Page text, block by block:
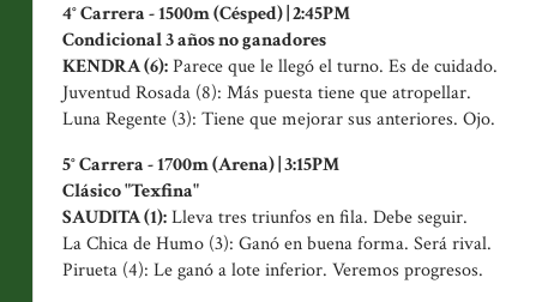
4° Carrera - 1500m (Césped) | 2:45PM
Condicional 3 años no ganadores
KENDRA (6):Parece que le llegó el turno. Es de cuidado.
Juventud Rosada (8): Más puesta tiene que atropellar.
Luna Regente (3): Tiene que mejorar sus anteriores. Ojo.
5° Carrera - 1700m (Arena) | 3:15PM
Clásico "Texfina"
SAUDITA (1):Lleva tres triunfos en fila. Debe seguir.
La Chica de Humo (3): Ganó en buena forma. Será rival.
Pirueta (4): Le ganó a lote inferior. Veremos progresos.